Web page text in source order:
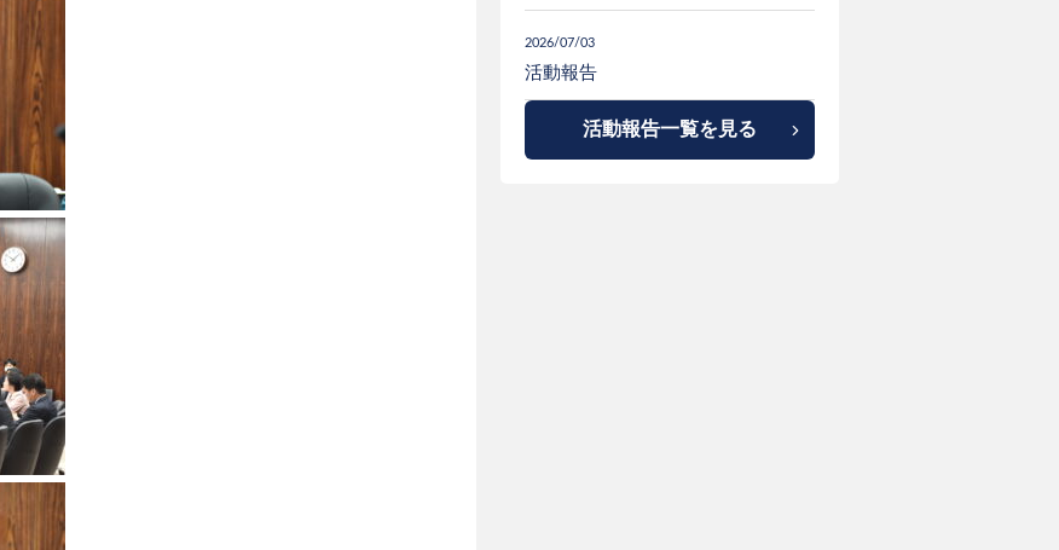
2026/07/03
活動報告
活動報告一覧を見る